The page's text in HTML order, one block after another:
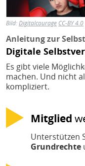
Bild:Digitalcourage CC-BY 4.0
Anleitung zur
Digitale
Es gibt viele
machen. Und nicht
kompliziert.
Mitglied
Unterstützen
Grundrechte